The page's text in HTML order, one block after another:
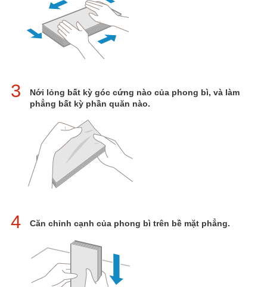
3
Nới lỏng bất kỳ góc cứng nào của phong bì, và làm
phẳng bất kỳ phần quăn nào.
4 Căn chỉnh cạnh của phong bì trên bề mặt phẳng.